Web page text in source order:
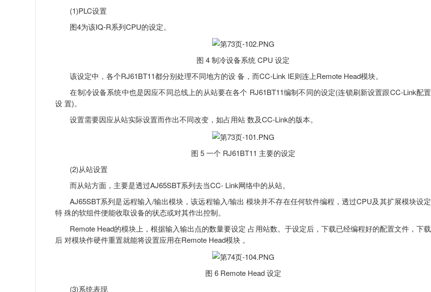
(1)PLC设置
图4为该IQ-R系列CPU的设定。
图 4 制冷设备系统 CPU 设定
该设定中，各个RJ61BT11都分别处理不同地方的设 备，而CC-Link IE则连上Remote Head模块。
在制冷设备系统中也是因应不同总线上的从站要在各个 RJ61BT11编制不同的设定(连锁刷新设置跟CC-Link配置
设 置)。
设置需要因应从站实际设置而作出不同改变，如占用站 数及CC-Link的版本。
图 5 一个 RJ61BT11 主要的设定
(2)从站设置
而从站方面，主要是透过AJ65SBT系列去当CC- Link网络中的从站。
AJ65SBT系列是远程输入/输出模块，该远程输入/输出 模块并不存在任何软件编程，透过CPU及其扩展模块设定
特 殊的软组件便能收取设备的状态或对其作出控制。
Remote Head的模块上，根据输入输出点的数量要设定 占用站数。于设定后，下载已经编程好的配置文件，下载
后 对模块作硬件重置就能将设置应用在Remote Head模块 。
图 6 Remote Head 设定
(3)系统表现